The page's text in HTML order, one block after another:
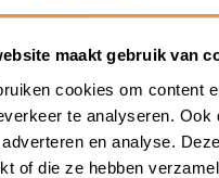
maakt gebruik van
cookies om content
te analyseren.
en analyse.
of die ze hebben